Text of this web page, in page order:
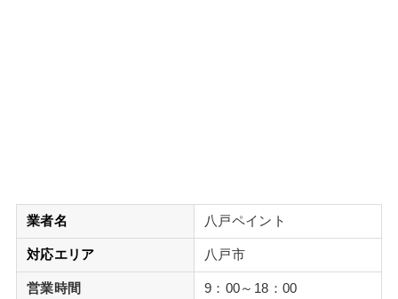
業者名 八戸ペイント
対応エリア 八戸市
営業時間 9：00～18：00